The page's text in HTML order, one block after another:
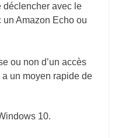
déclencher avec le
Amazon Echo ou
ou non d’un accès
a un moyen rapide de
10.